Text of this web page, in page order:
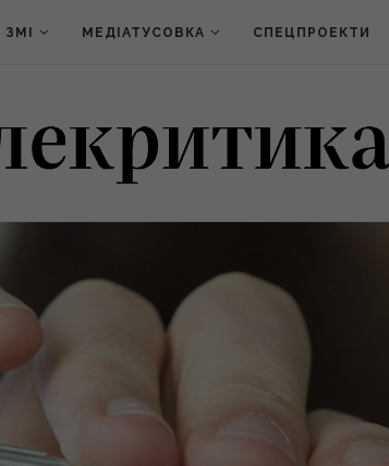
ЗМІ МЕДІАТУСОВКА СПЕЦПРОЕКТИ